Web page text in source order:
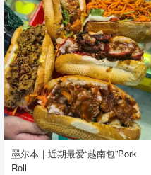
墨尔本｜近期最爱“越南包”Pork
Roll